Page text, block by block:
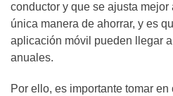
conductor y que se ajusta
única manera de ahorrar, y es
aplicación móvil pueden llegar
anuales.
Por ello, es importante tomar